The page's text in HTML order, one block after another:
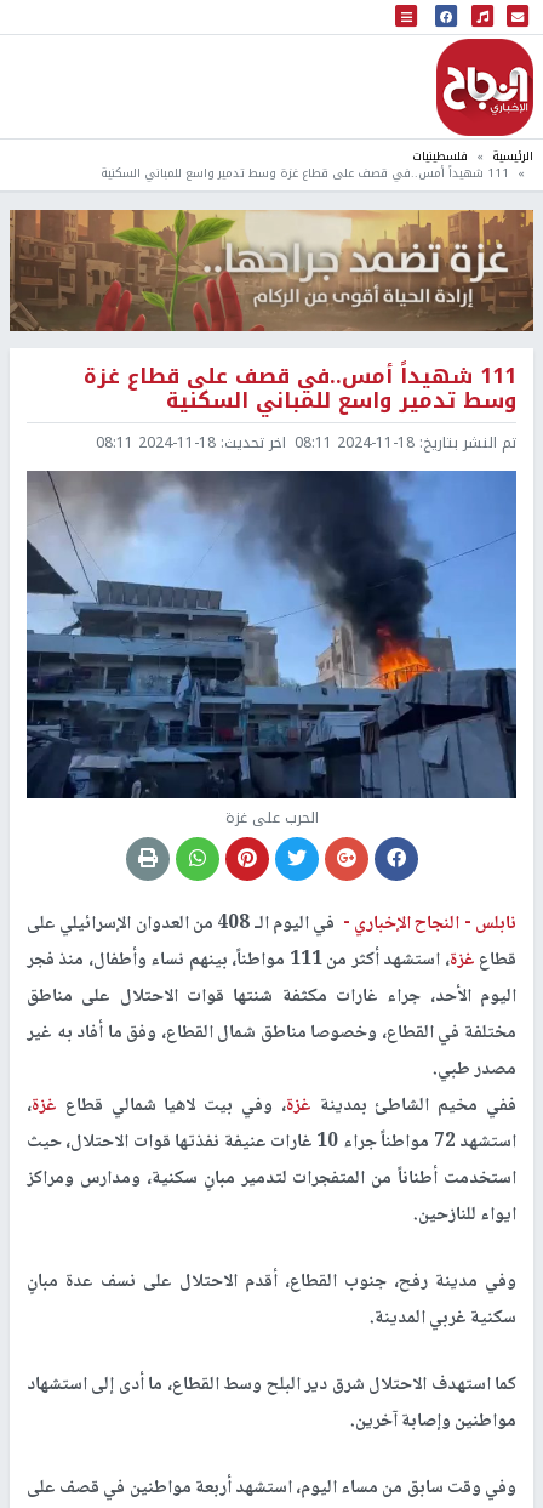
البث المباشر
إذاعة النجاح
الرئيسية فلسطينيات
111 شهيداً أمس..في قصف على قطاع غزة وسط تدمير واسع للمباني السكنية
111 شهيداً أمس..في قصف على قطاع غزة
وسط تدمير واسع للمباني السكنية
تم النشر بتاريخ: 2024-11-18 08:11 اخر تحديث: 2024-11-18 08:11
الحرب على غزة
نابلس -النجاح الإخباري -
في اليوم الـ 408 من العدوان الإسرائيلي على
قطاعغزة
، استشهد أكثر من 111 مواطناً، بينهم نساء وأطفال، منذ فجر
اليوم الأحد، جراء غارات مكثفة شنتها قوات الاحتلال على مناطق
مختلفة في القطاع، وخصوصا مناطق شمال القطاع، وفق ما أفاد به غير
مصدر طبي.
ففي مخيم الشاطئ بمدينة غزة، وفي بيت لاهيا شمالي قطاع غزة،
استشهد 72 مواطناً جراء 10 غارات عنيفة نفذتها قوات الاحتلال، حيث
استخدمت أطناناً من المتفجرات لتدمير مبانٍ سكنية، ومدارس ومراكز
ايواء للنازحين.
وفي مدينة رفح، جنوب القطاع، أقدم الاحتلال على نسف عدة مبانٍ
سكنية غربي المدينة.
كما استهدف الاحتلال شرق دير البلح وسط القطاع، ما أدى إلى استشهاد
مواطنين وإصابة آخرين.
وفي وقت سابق من مساء اليوم، استشهد أربعة مواطنين في قصف على